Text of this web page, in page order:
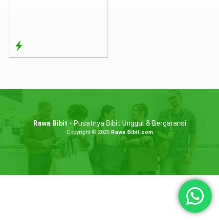
Rawa Bibit - Pusatnya Bibit Unggul & Bergaransi
Copyright © 2025 Rawa Bibit.com